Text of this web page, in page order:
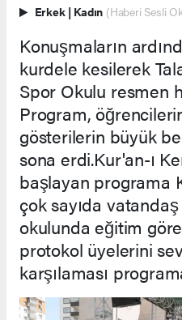
Erkek | Kadın (Haberi Sesli
Konuşmaların
kurdele kesilerek
Spor Okulu resmen
Program,
gösterilerin büyük
sona erdi.Kur'an-ı
başlayan programa
çok sayıda vatandaş
okulunda eğitim
protokol üyelerini
karşılaması